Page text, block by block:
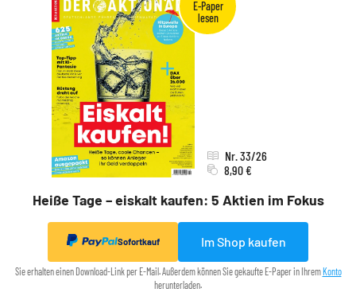
Heiße Tage – eiskalt kaufen: 5 Aktien im Fokus
Nr. 33/26
8,90 €
Sofortkauf Im Shop kaufen
Sie erhalten einen Download-Link per E-Mail. Außerdem können Sie gekaufte E-Paper in IhremKonto
herunterladen.